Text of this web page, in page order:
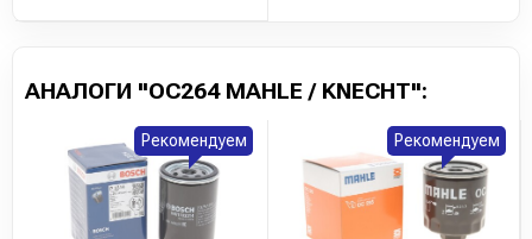
АНАЛОГИ "OC264 MAHLE / KNECHT":
Рекомендуем Рекомендуем